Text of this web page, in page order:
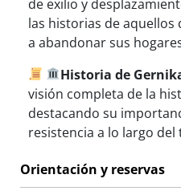
de exilio y
las historias de aquellos
a abandonar sus
Historia de
visión completa de la
destacando su
resistencia a lo largo del
Orientación y reservas